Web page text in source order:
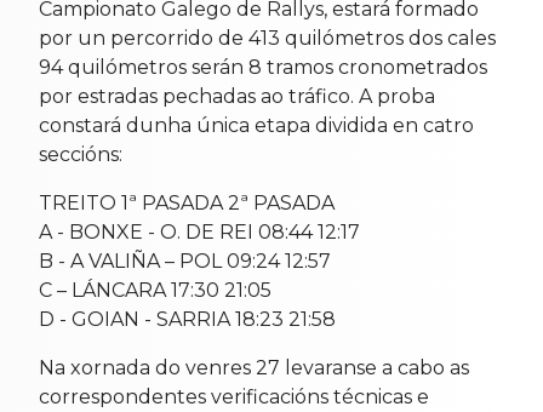
Campionato Galego de Rallys, estará formado
por un percorrido de 413 quilómetros dos cales
94 quilómetros serán 8 tramos cronometrados
por estradas pechadas ao tráfico. A proba
constará dunha única etapa dividida en catro
seccións:
TREITO 1ª PASADA 2ª PASADA
A - BONXE - O. DE REI 08:44 12:17
B - A VALIÑA – POL 09:24 12:57
C – LÁNCARA 17:30 21:05
D - GOIAN - SARRIA 18:23 21:58
Na xornada do venres 27 levaranse a cabo as
correspondentes verificacións técnicas e